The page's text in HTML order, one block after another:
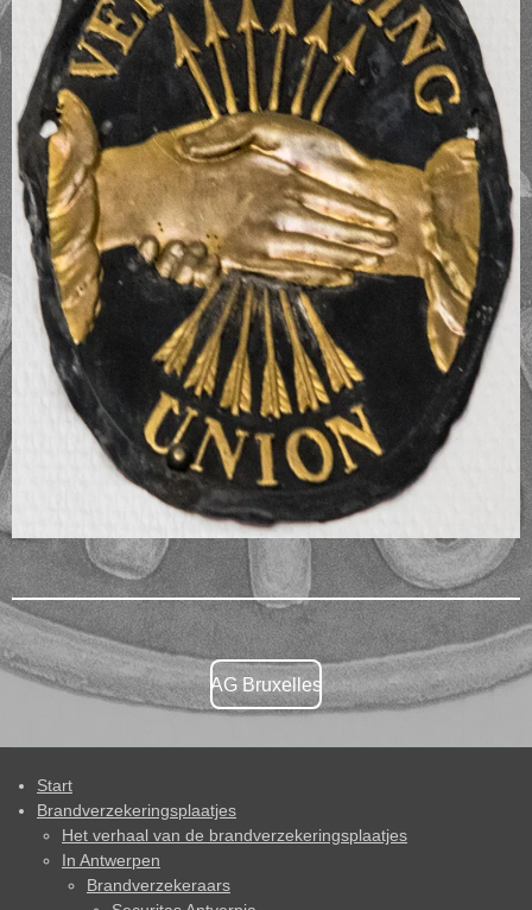
AG Bruxelles
Start
Brandverzekeringsplaatjes
Het verhaal van de brandverzekeringsplaatjes
In Antwerpen
Brandverzekeraars